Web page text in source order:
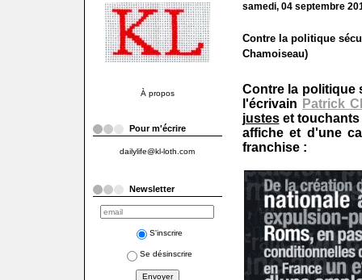
À propos
Pour m'écrire
dailylife@kl-loth.com
Newsletter
S'inscrire
Se désinscrire
samedi, 04 septembre
Contre la politique
Chamoiseau)
Contre la politique
l'écrivain Patrick
justeset touchants
affiche et d'une
franchise :